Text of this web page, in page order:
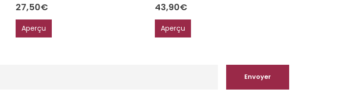
27,50€
Aperçu
43,90€
Aperçu